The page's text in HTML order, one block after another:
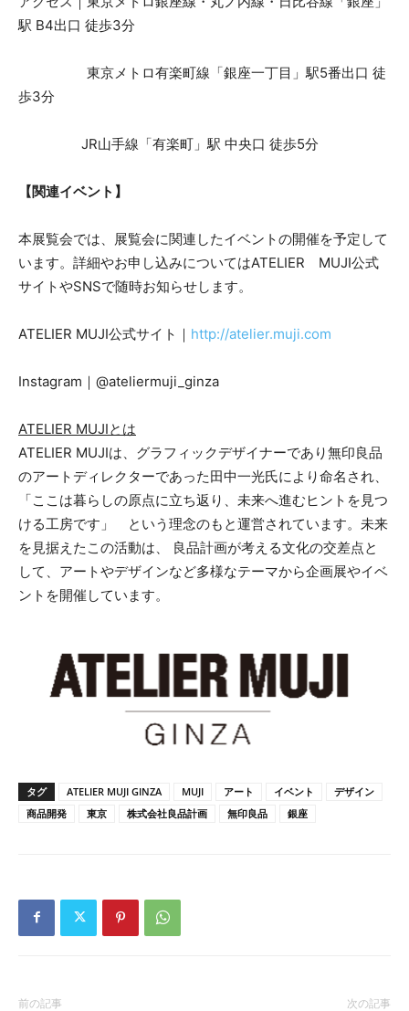
駅 B4出口 徒歩3分
東京メトロ有楽町線「銀座一丁目」駅5番出口 徒
歩3分
JR山手線「有楽町」駅 中央口 徒歩5分
【関連イベント】
本展覧会では、展覧会に関連したイベントの開催を予定して
います。詳細やお申し込みについてはATELIER MUJI公式
サイトやSNSで随時お知らせします。
ATELIER MUJI公式サイト｜ http://atelier.muji.com
Instagram｜@ateliermuji_ginza
ATELIER MUJIとは
ATELIER MUJIは、グラフィックデザイナーであり無印良品
のアートディレクターであった田中一光氏により命名され、
「ここは暮らしの原点に立ち返り、未来へ進むヒントを見つ
ける工房です」 という理念のもと運営されています。未来
を見据えたこの活動は、 良品計画が考える文化の交差点と
して、アートやデザインなど多様なテーマから企画展やイベ
ントを開催しています。
タグ ATELIER MUJI GINZA MUJI アート イベント
デザイン
商品開発
東京 株式会社良品計画 無印良品 銀座
前の記事 次の記事